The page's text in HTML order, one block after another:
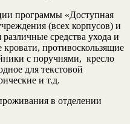
программы «Доступная
(всех корпусов) и
средства ухода и
противоскользящие
с поручнями, кресло
для текстовой
и т.д.
в отделении